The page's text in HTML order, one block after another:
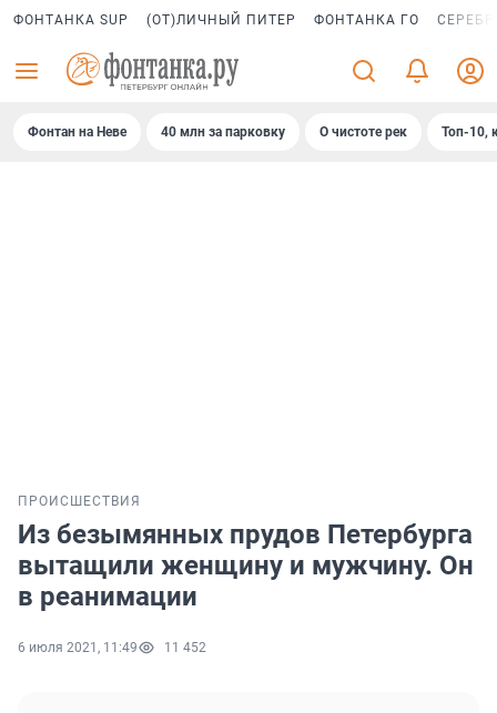
ФОНТАНКА SUP (ОТ)ЛИЧНЫЙ ПИТЕР ФОНТАНКА ГО
Фонтан на Неве 40 млн за парковку О чистоте рек Топ-10,
ПРОИСШЕСТВИЯ
Из безымянных прудов Петербурга
вытащили женщину и мужчину. Он
в реанимации
6 июля 2021, 11:49 11 452